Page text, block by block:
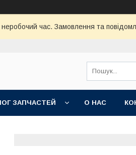
неробочий час. Замовлення та
ЗАПЧАСТЕЙ О НАС